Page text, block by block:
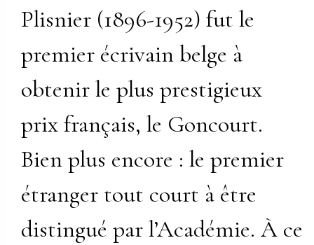
Plisnier (1896-1952) fut le
premier écrivain belge à
obtenir le plus prestigieux
prix français, le Goncourt.
Bien plus encore : le premier
étranger tout court à être
distingué par l’Académie. À ce